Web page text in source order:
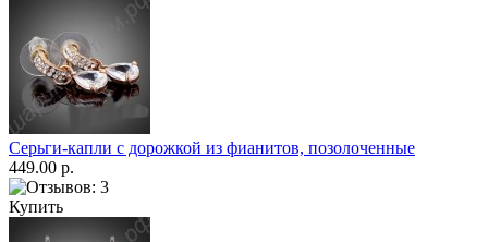
Серьги-капли с дорожкой из фианитов, позолоченные
449.00 р.
Купить